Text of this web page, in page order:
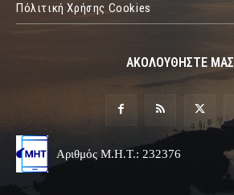
Πόλιτική Χρήσης Cookies
ΑΚΟΛΟΥΘΗΣΤΕ ΜΑΣ
Αριθμός Μ.Η.Τ.: 232376